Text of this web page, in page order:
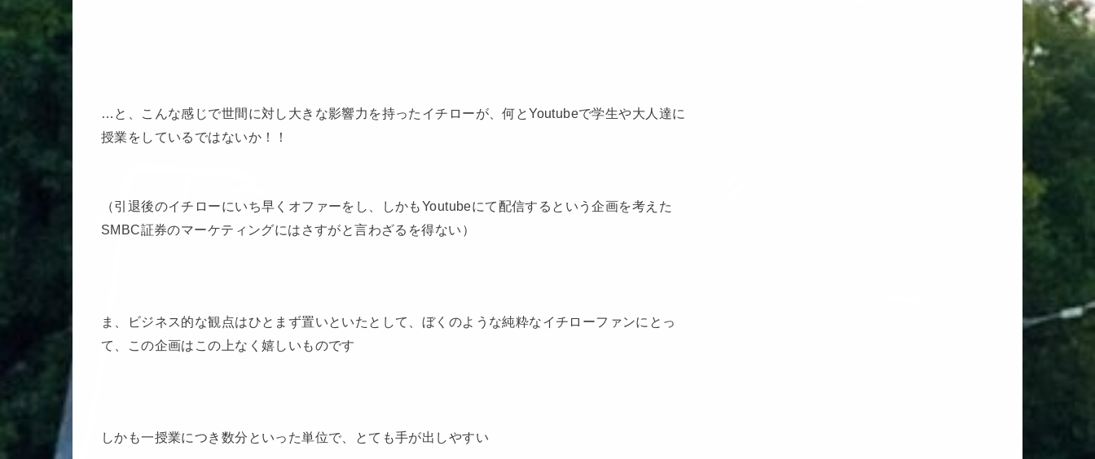
…と、こんな感じで世間に対し大きな影響力を持ったイチローが、何とYoutubeで学生や大人達に
授業をしているではないか！！
（引退後のイチローにいち早くオファーをし、しかもYoutubeにて配信するという企画を考えた
SMBC証券のマーケティングにはさすがと言わざるを得ない）
ま、ビジネス的な観点はひとまず置いといたとして、ぼくのような純粋なイチローファンにとっ
て、この企画はこの上なく嬉しいものです
しかも一授業につき数分といった単位で、とても手が出しやすい